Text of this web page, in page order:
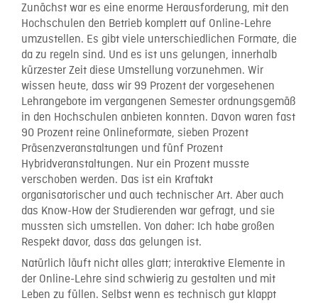
Zunächst war es eine enorme Herausforderung, mit den
Hochschulen den Betrieb komplett auf Online-Lehre
umzustellen. Es gibt viele unterschiedlichen Formate, die
da zu regeln sind. Und es ist uns gelungen, innerhalb
kürzester Zeit diese Umstellung vorzunehmen. Wir
wissen heute, dass wir 99 Prozent der vorgesehenen
Lehrangebote im vergangenen Semester ordnungsgemäß
in den Hochschulen anbieten konnten. Davon waren fast
90 Prozent reine Onlineformate, sieben Prozent
Präsenzveranstaltungen und fünf Prozent
Hybridveranstaltungen. Nur ein Prozent musste
verschoben werden. Das ist ein Kraftakt
organisatorischer und auch technischer Art. Aber auch
das Know-How der Studierenden war gefragt, und sie
mussten sich umstellen. Von daher: Ich habe großen
Respekt davor, dass das gelungen ist.
Natürlich läuft nicht alles glatt; interaktive Elemente in
der Online-Lehre sind schwierig zu gestalten und mit
Leben zu füllen. Selbst wenn es technisch gut klappt